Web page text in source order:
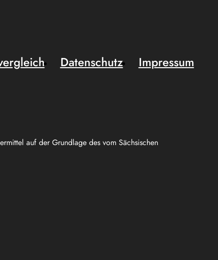
auf der Grundlage des vom Sächsischen
Datenschutz
Impressum